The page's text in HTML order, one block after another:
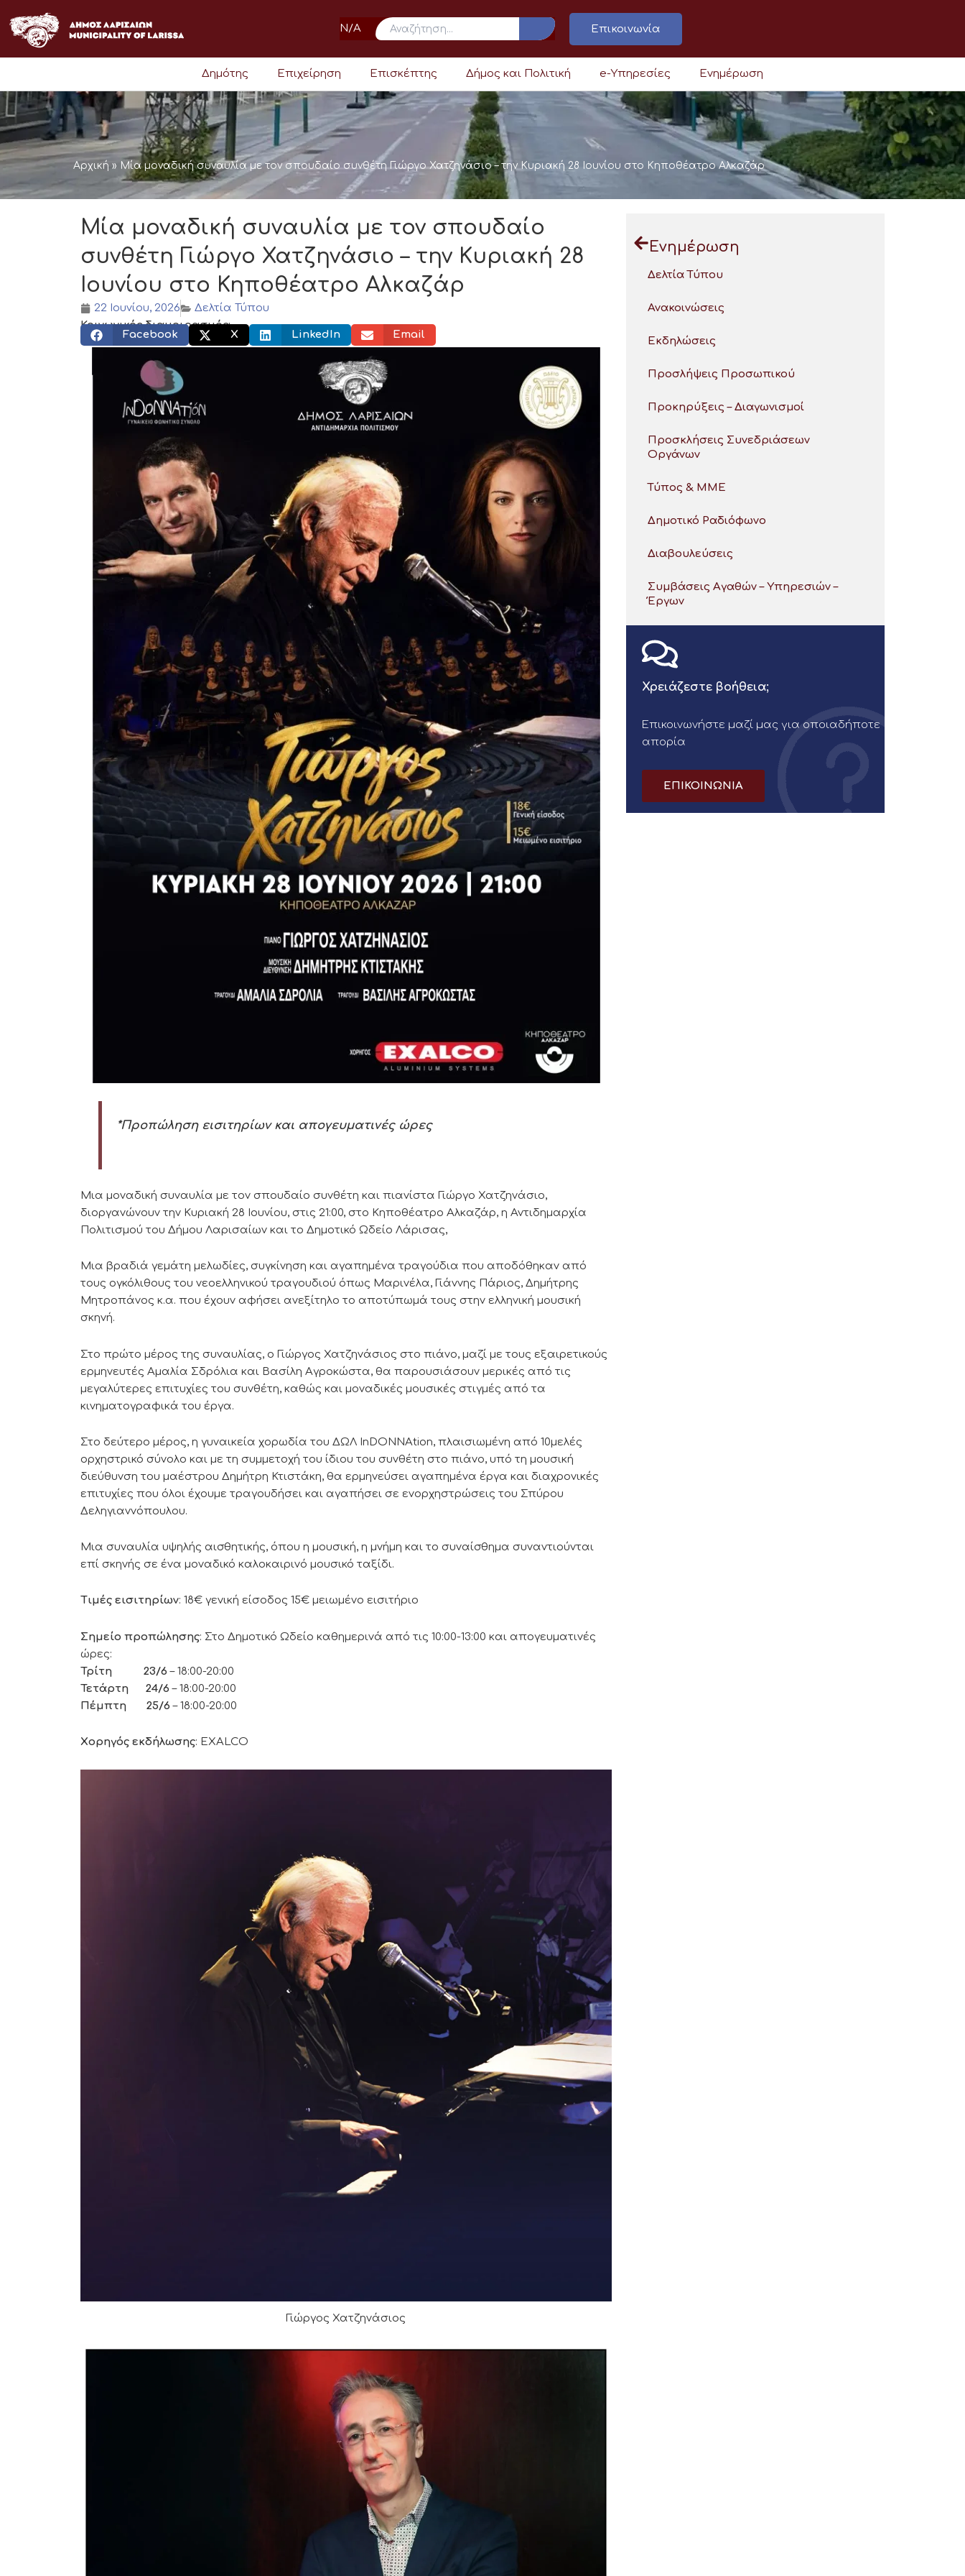
στο
περιεχόμενο
N/A Επικοινωνία
Δημότης Επιχείρηση Επισκέπτης Δήμος και Πολιτική e-Υπηρεσίες Ενημέρωση
Αρχική » Μία μοναδική συναυλία με τον σπουδαίο συνθέτη Γιώργο Χατζηνάσιο – την Κυριακή 28 Ιουνίου στο Κηποθέατρο Αλκαζάρ
Μία μοναδική συναυλία με τον σπουδαίο
συνθέτη Γιώργο Χατζηνάσιο – την Κυριακή 28
Ιουνίου στο Κηποθέατρο Αλκαζάρ
22 Ιουνίου, 2026
Δελτία Τύπου
Κοινωνικός διαμοιρασμός:
Facebook X LinkedIn Email
*Προπώληση εισιτηρίων και απογευματινές ώρες
Μια μοναδική συναυλία με τον σπουδαίο συνθέτη και πιανίστα Γιώργο Χατζηνάσιο,
διοργανώνουν την Κυριακή 28 Ιουνίου, στις 21:00, στο Κηποθέατρο Αλκαζάρ, η Αντιδημαρχία
Πολιτισμού του Δήμου Λαρισαίων και το Δημοτικό Ωδείο Λάρισας,
Μια βραδιά γεμάτη μελωδίες, συγκίνηση και αγαπημένα τραγούδια που αποδόθηκαν από
τους ογκόλιθους του νεοελληνικού τραγουδιού όπως Μαρινέλα, Γιάννης Πάριος, Δημήτρης
Μητροπάνος κ.α. που έχουν αφήσει ανεξίτηλο το αποτύπωμά τους στην ελληνική μουσική
σκηνή.
Στο πρώτο μέρος της συναυλίας, ο Γιώργος Χατζηνάσιος στο πιάνο, μαζί με τους εξαιρετικούς
ερμηνευτές Αμαλία Σδρόλια και Βασίλη Αγροκώστα, θα παρουσιάσουν μερικές από τις
μεγαλύτερες επιτυχίες του συνθέτη, καθώς και μοναδικές μουσικές στιγμές από τα
κινηματογραφικά του έργα.
Στο δεύτερο μέρος, η γυναικεία χορωδία του ΔΩΛ InDONNAtion, πλαισιωμένη από 10μελές
ορχηστρικό σύνολο και με τη συμμετοχή του ίδιου του συνθέτη στο πιάνο, υπό τη μουσική
διεύθυνση του μαέστρου Δημήτρη Κτιστάκη, θα ερμηνεύσει αγαπημένα έργα και διαχρονικές
επιτυχίες που όλοι έχουμε τραγουδήσει και αγαπήσει σε ενορχηστρώσεις του Σπύρου
Δεληγιαννόπουλου.
Μια συναυλία υψηλής αισθητικής, όπου η μουσική, η μνήμη και το συναίσθημα συναντιούνται
επί σκηνής σε ένα μοναδικό καλοκαιρινό μουσικό ταξίδι.
Τιμές εισιτηρίων: 18€ γενική είσοδος 15€ μειωμένο εισιτήριο
Σημείο προπώλησης: Στο Δημοτικό Ωδείο καθημερινά από τις 10:00-13:00 και απογευματινές
ώρες:
Τρίτη
23/6 – 18:00-20:00
Τετάρτη
24/6 – 18:00-20:00
Πέμπτη
25/6 – 18:00-20:00
Xορηγός εκδήλωσης: EXALCO
Γιώργος Χατζηνάσιος
Ενημέρωση
Δελτία Τύπου
Ανακοινώσεις
Εκδηλώσεις
Προσλήψεις Προσωπικού
Προκηρύξεις – Διαγωνισμοί
Προσκλήσεις Συνεδριάσεων
Οργάνων
Τύπος & ΜΜΕ
Δημοτικό Ραδιόφωνο
Διαβουλεύσεις
Συμβάσεις Αγαθών – Υπηρεσιών –
Έργων
Χρειάζεστε βοήθεια;
Επικοινωνήστε μαζί μας για οποιαδήποτε
απορία
ΕΠΙΚΟΙΝΩΝΙΑ